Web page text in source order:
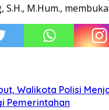
S.H., M.Hum.,
Walikota Polisi
Pemerintahan